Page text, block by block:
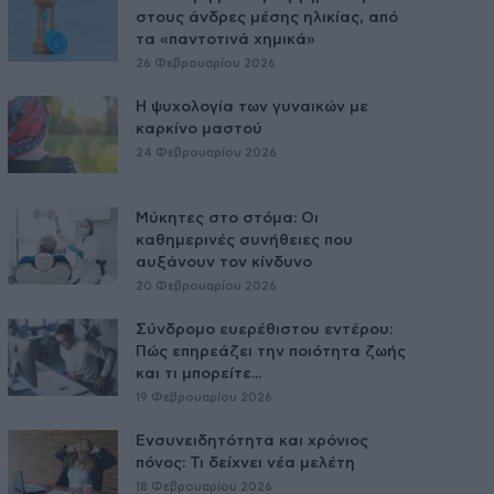
στους άνδρες μέσης ηλικίας, από
τα «παντοτινά χημικά»
26 Φεβρουαρίου 2026
Η ψυχολογία των γυναικών με
καρκίνο μαστού
24 Φεβρουαρίου 2026
Μύκητες στο στόμα: Οι
καθημερινές συνήθειες που
αυξάνουν τον κίνδυνο
20 Φεβρουαρίου 2026
Σύνδρομο ευερέθιστου εντέρου:
Πώς επηρεάζει την ποιότητα ζωής
και τι μπορείτε...
19 Φεβρουαρίου 2026
Ενσυνειδητότητα και χρόνιος
πόνος: Τι δείχνει νέα μελέτη
18 Φεβρουαρίου 2026